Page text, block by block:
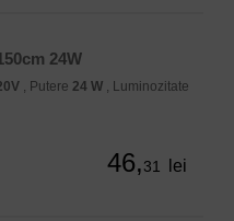
24W
, Putere 24 W , Luminozitate
46,31 lei